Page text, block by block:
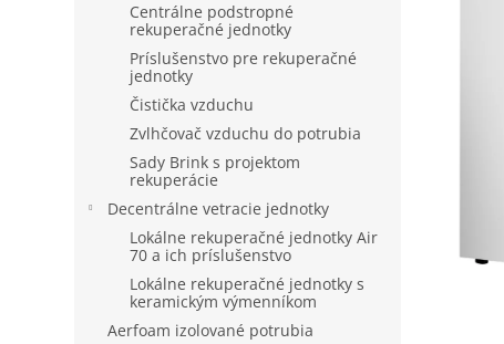
Centrálne podstropné
rekuperačné jednotky
Príslušenstvo pre rekuperačné
jednotky
Čistička vzduchu
Zvlhčovač vzduchu do potrubia
Sady Brink s projektom
rekuperácie
Decentrálne vetracie jednotky
Lokálne rekuperačné jednotky Air
70 a ich príslušenstvo
Lokálne rekuperačné jednotky s
keramickým výmenníkom
Aerfoam izolované potrubia